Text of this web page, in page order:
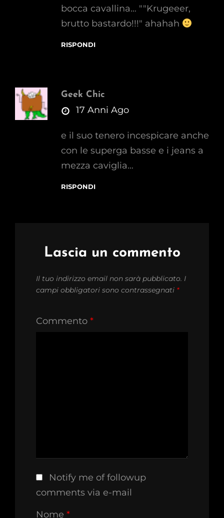
bocca cavallina… ""Krugeeer,
brutto bastardo!!!" ahahah
RISPONDI
Geek Chic
says:17 Anni Ago
e il suo tenero incespicare anche
con le superga basse e i jeans a
mezza caviglia…
RISPONDI
Lascia un commento
Il tuo indirizzo email non sarà pubblicato. I
campi obbligatori sono contrassegnati *
Commento *
Notify me of followup
comments via e-mail
Nome *